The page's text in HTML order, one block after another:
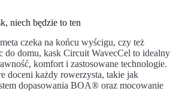
niech będzie to ten
czeka na końcu wyścigu, czy też
do domu, kask Circuit WavecCel to idealny
komfort i zastosowane technologie.
doceni każdy rowerzysta, takie jak
dopasowania BOA® oraz mocowanie